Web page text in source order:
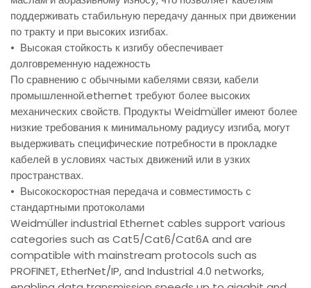
поддерживать стабильную передачу данных при движении
по тракту и при высоких изгибах.
• Высокая стойкость к изгибу обеспечивает
долговременную надежность
По сравнению с обычными кабелями связи, кабели
промышленной.ethernet требуют более высоких
механических свойств. Продукты Weidmüller имеют более
низкие требования к минимальному радиусу изгиба, могут
выдерживать специфические потребности в прокладке
кабелей в условиях частых движений или в узких
пространствах.
• Высокоскоростная передача и совместимость с
стандартными протоколами
Weidmüller industrial Ethernet cables support various
categories such as Cat5/Cat6/Cat6A and are
compatible with mainstream protocols such as
PROFINET, EtherNet/IP, and Industrial 4.0 networks,